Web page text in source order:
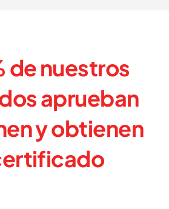
de nuestros
aprueban
yobtienen